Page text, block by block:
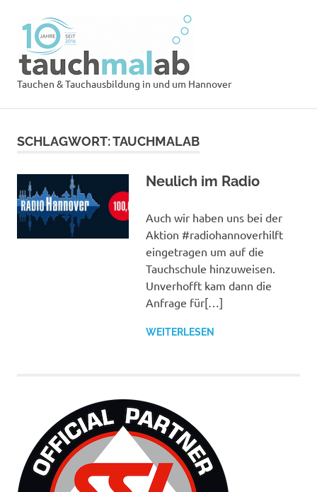
Inhalt
springen
Tauchen & Tauchausbildung in und um Hannover
SCHLAGWORT:TAUCHMALAB
Neulich im Radio
Auch wir haben uns bei der
Aktion #radiohannoverhilft
eingetragen um auf die
Tauchschule hinzuweisen.
Unverhofft kam dann die
Anfrage für[…]
WEITERLESEN